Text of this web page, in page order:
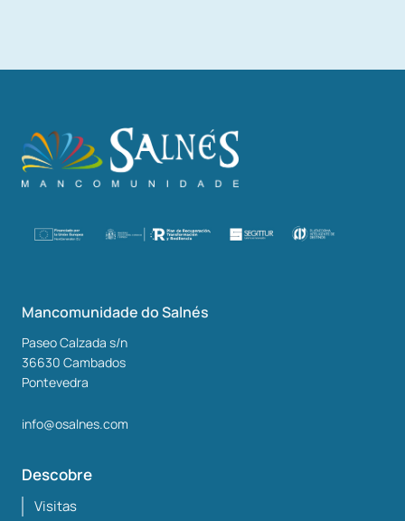
Mancomunidade do Salnés
Paseo Calzada s/n
36630 Cambados
Pontevedra
info@osalnes.com
Descobre
Visitas